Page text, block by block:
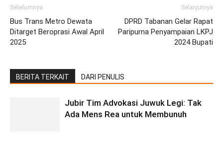
Sebelumnya
Bus Trans Metro Dewata
Ditarget Beroprasi Awal April
2025
Selanjutnya
DPRD Tabanan Gelar Rapat
Paripurna Penyampaian LKPJ
2024 Bupati
BERITA TERKAIT DARI PENULIS
Jubir Tim Advokasi Juwuk Legi: Tak
Ada Mens Rea untuk Membunuh